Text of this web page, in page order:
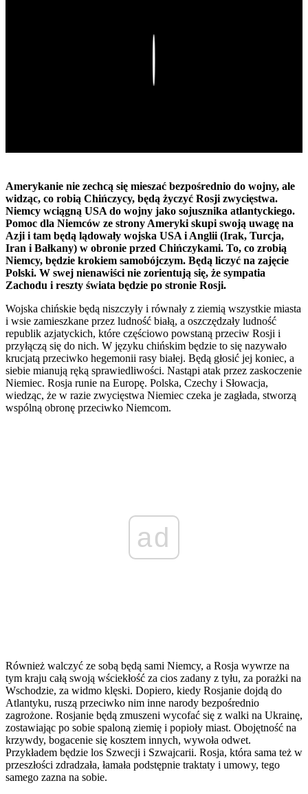
Amerykanie nie zechcą się mieszać bezpośrednio do woj­ny, ale
widząc, co robią Chińczycy, będą życzyć Rosji zwycię­stwa.
Niemcy wciągną USA do wojny jako sojusznika atlanty­ckiego.
Pomoc dla Niemców ze strony Ameryki skupi swoją uwagę na
Azji i tam będą lądowały wojska USA i Anglii (Irak, Turcja,
Iran i Bałkany) w obronie przed Chińczykami. To, co zrobią
Niemcy, będzie krokiem samobójczym. Będą liczyć na zajęcie
Polski. W swej nienawiści nie zorientują się, że sympa­tia
Zachodu i reszty świata będzie po stronie Rosji.
Wojska chińskie będą niszczyły i równały z ziemią wszyst­kie miasta
i wsie zamieszkane przez ludność białą, a oszczę­dzały ludność
republik azjatyckich, które częściowo powsta­ną przeciw Rosji i
przyłączą się do nich. W języku chińskim będzie to się nazywało
krucjatą przeciwko hegemonii rasy białej. Będą głosić jej koniec, a
siebie mianują ręką sprawied­liwości. Nastąpi atak przez zaskoczenie
Niemiec. Rosja runie na Europę. Polska, Czechy i Słowacja,
wiedząc, że w razie zwycięstwa Niemiec czeka je zagłada, stworzą
wspólną obro­nę przeciwko Niemcom.
ad
Również walczyć ze sobą będą sami Niemcy, a Rosja wy­wrze na
tym kraju całą swoją wściekłość za cios zadany z tyłu, za porażki na
Wschodzie, za widmo klęski. Dopiero, kiedy Ro­sjanie dojdą do
Atlantyku, ruszą przeciwko nim inne naro­dy bezpośrednio
zagrożone. Rosjanie będą zmuszeni wycofać się z walki na Ukrainę,
zostawiając po sobie spaloną ziemię i popioły miast. Obojętność na
krzywdy, bogacenie się kosz­tem innych, wywoła odwet.
Przykładem będzie los Szwecji i Szwajcarii. Rosja, która sama też w
przeszłości zdradzała, łamała podstępnie traktaty i umowy, tego
samego zazna na sobie.